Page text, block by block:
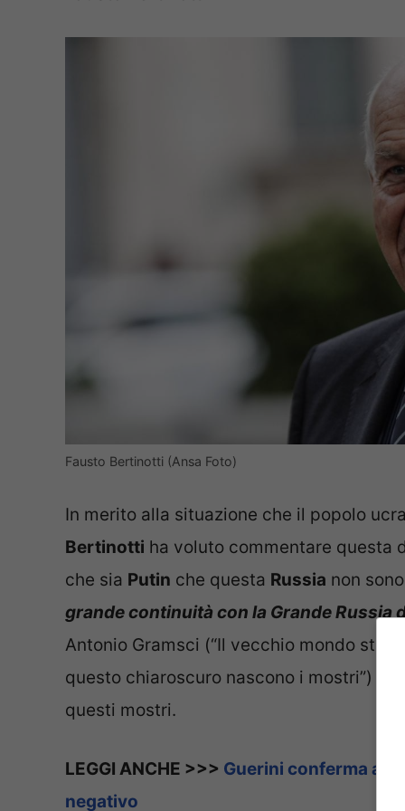
Fausto Bertinotti (Ansa Foto)
In merito alla situazione che il popolo
Bertinotti ha voluto commentare questa
che sia Putin che questa Russia non
grande continuità con la Grande Russia
Antonio Gramsci (“Il vecchio mondo sta
questo chiaroscuro nascono i mostri”)
questi mostri.
LEGGI ANCHE >>> Guerini conferma
negativo